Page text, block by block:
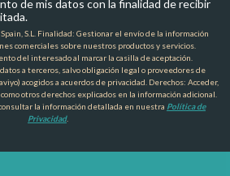
de mis datos con la finalidad de recibir
S.L. Finalidad: Gestionar el envío de la información
comerciales sobre nuestros productos y servicios.
del interesado al marcar la casilla de aceptación.
a terceros, salvo obligación legal o proveedores de
acogidos a acuerdos de privacidad. Derechos: Acceder,
otros derechos explicados en la información adicional.
la información detallada en nuestra Política de
Privacidad.